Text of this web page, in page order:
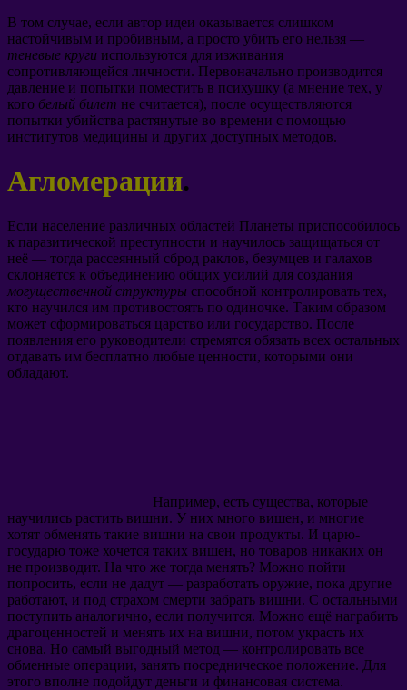
В том случае, если автор идеи оказывается слишком
настойчивым и пробивным, а просто убить его нельзя —
теневые круги используются для изживания
сопротивляющейся личности. Первоначально производится
давление и попытки поместить в психушку (а мнение тех, у
кого белый билет не считается), после осуществляются
попытки убийства растянутые во времени с помощью
институтов медицины и других доступных методов.
Агломерации.
Если население различных областей Планеты приспособилось
к паразитической преступности и научилось защищаться от
неё — тогда рассеянный сброд раклов, безумцев и галахов
склоняется к объединению общих усилий для создания
могущественной структуры способной контролировать тех,
кто научился им противостоять по одиночке. Таким образом
может сформироваться царство или государство. После
появления его руководители стремятся обязать всех остальных
отдавать им бесплатно любые ценности, которыми они
обладают.
Например, есть существа, которые
научились растить вишни. У них много вишен, и многие
хотят обменять такие вишни на свои продукты. И царю-
государю тоже хочется таких вишен, но товаров никаких он
не производит. На что же тогда менять? Можно пойти
попросить, если не дадут — разработать оружие, пока другие
работают, и под страхом смерти забрать вишни. С остальными
поступить аналогично, если получится. Можно ещё награбить
драгоценностей и менять их на вишни, потом украсть их
снова. Но самый выгодный метод — контролировать все
обменные операции, занять посредническое положение. Для
этого вполне подойдут деньги и финансовая система.